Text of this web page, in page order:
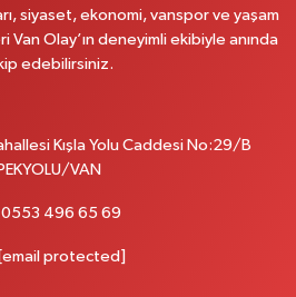
Çakmak Caddesi No:25 B İpekyolu Van
A Blok No:7 İpekyolu Van
Tarifi Al
1038 Sokak No:93 3-4 Erciş Van
siyaset, ekonomi, vanspor ve yaşam
Olay’ın deneyimli ekibiyle anında
edebilirsiniz.
Kışla Yolu Caddesi No:29/B
İPEKYOLU/VAN
0553 496 65 69
[email protected]